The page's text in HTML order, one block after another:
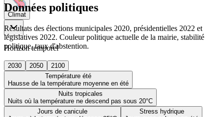
Climat
Horizon temporel
2030 2050
2100
Température été
Hausse de la température moyenne en été
Nuits tropicales
Nuits où la température ne descend pas sous 20°C
Jours de canicule
Stress hydrique
Données politiques
Résultats des élections municipales 2020, présidentielles 2022 et
législatives 2022. Couleur politique actuelle de la mairie, stabilité
politique, taux d'abstention.